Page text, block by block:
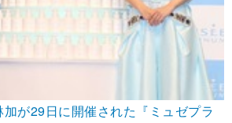
が29日に開催された『ミュゼプラ